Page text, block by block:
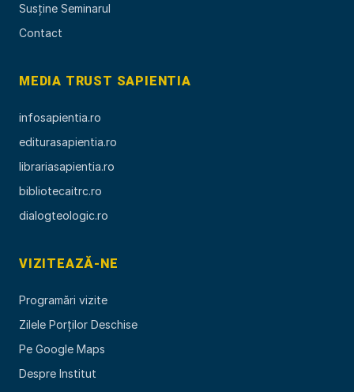
Susține Seminarul
Contact
MEDIA TRUST SAPIENTIA
infosapientia.ro
editurasapientia.ro
librariasapientia.ro
bibliotecaitrc.ro
dialogteologic.ro
VIZITEAZĂ-NE
Programări vizite
Zilele Porților Deschise
Pe Google Maps
Despre Institut